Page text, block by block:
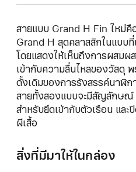
สายแบบ Grand H Fin ใหม่
Grand H สุดคลาสสิกในแบบ
โดยแสดงให้เห็นถึงการผสม
เข้ากับความลื่นไหลของวัสดุ
ดั้งเดิมของการรังสรรค์นาฬิ
สายทั้งสองแบบจะมีสัญลักษณ์
สำหรับยึดเข้ากับตัวเรือน แล
ผีเสื้อ
สิ่งที่มีมาให้ในกล่อง